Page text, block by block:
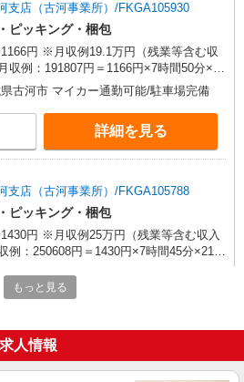
店（古河事業所）/FKGA105930
ピッキング・梱包
円 ※月収例19.1万円（残業等含む収
収例：191807円＝1166円×7時間50分×21
場合＋交通費別途支給 ※交通費実費支給
あり。
古河市 マイカー通勤可能/駐車場完備
詳細を見る
店（古河事業所）/FKGA105788
ピッキング・梱包
円 ※月収例25万円（残業等含む収入
例：250608円＝1430円×7時間45分×21日
交通費実費支給／当社規定あり。
県古河市東部（八千代町近くのエリア）
まくらがの里こが」から車で10分程度の
詳細を見る
もっと見る
人情報